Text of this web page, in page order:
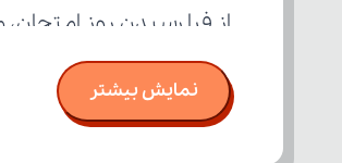
از فرا رسیدن روز
نمایش بیشتر